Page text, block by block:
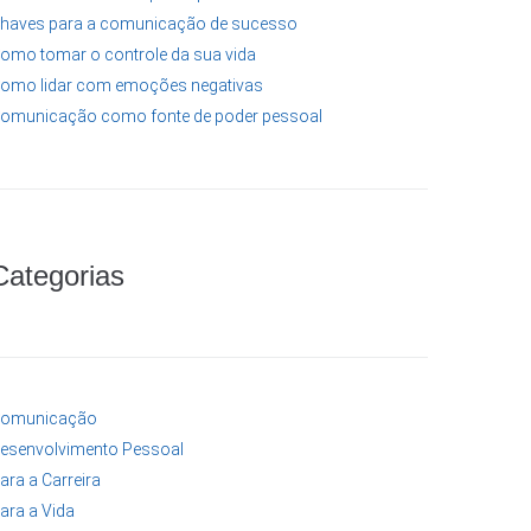
para a comunicação de sucesso
tomar o controle da sua vida
lidar com emoções negativas
como fonte de poder pessoal
Pessoal
a Carreira
a Vida